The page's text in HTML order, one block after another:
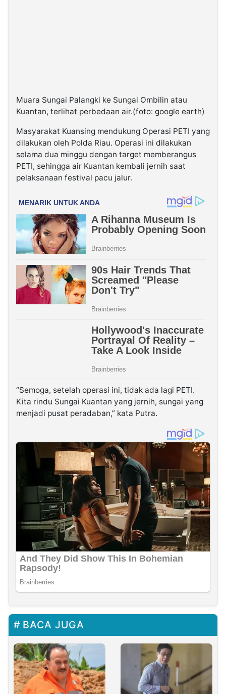
Muara Sungai Palangki ke Sungai Ombilin atau
Kuantan, terlihat perbedaan air.(foto: google earth)
Masyarakat Kuansing mendukung Operasi PETI yang
dilakukan oleh Polda Riau. Operasi ini dilakukan
selama dua minggu dengan target memberangus
PETI, sehingga air Kuantan kembali jernih saat
pelaksanaan festival pacu jalur.
“Semoga, setelah operasi ini, tidak ada lagi PETI.
Kita rindu Sungai Kuantan yang jernih, sungai yang
menjadi pusat peradaban,” kata Putra.
BACA JUGA